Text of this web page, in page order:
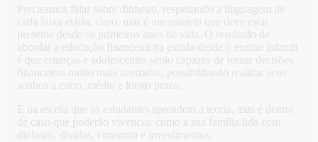
Precisamos falar sobre dinheiro, respeitando a linguagem de
cada faixa etária, claro, mas é um assunto que deve estar
presente desde os primeiros anos de vida. O resultado de
abordar a educação financeira na escola desde o ensino infantil
é que crianças e adolescentes serão capazes de tomar decisões
financeiras muito mais acertadas, possibilitando realizar seus
sonhos a curto, médio e longo prazo.
É na escola que os estudantes aprendem a teoria, mas é dentro
de caso que poderão vivenciar como a sua família lida com
dinheiro, dívidas, consumo e investimentos.